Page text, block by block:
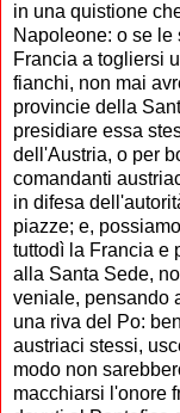
in una quistione
Napoleone: o se
Francia a togliersi
fianchi, non mai
provincie della
presidiare essa
dell'Austria, o per
comandanti
in difesa
piazze; e,
tuttodì la Francia e
alla Santa Sede,
veniale, pensando
una riva del Po:
austriaci stessi,
modo non
macchiarsi l'onore